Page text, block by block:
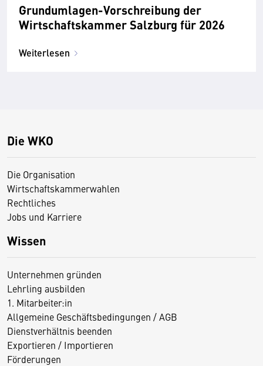
Grundumlagen-Vorschreibung der
Wirtschaftskammer Salzburg für 2026
Weiterlesen
Die WKO
Die Organisation
Wirtschaftskammerwahlen
Rechtliches
Jobs und Karriere
Wissen
Unternehmen gründen
Lehrling ausbilden
1. Mitarbeiter:in
Allgemeine Geschäftsbedingungen / AGB
Dienstverhältnis beenden
Exportieren / Importieren
Förderungen